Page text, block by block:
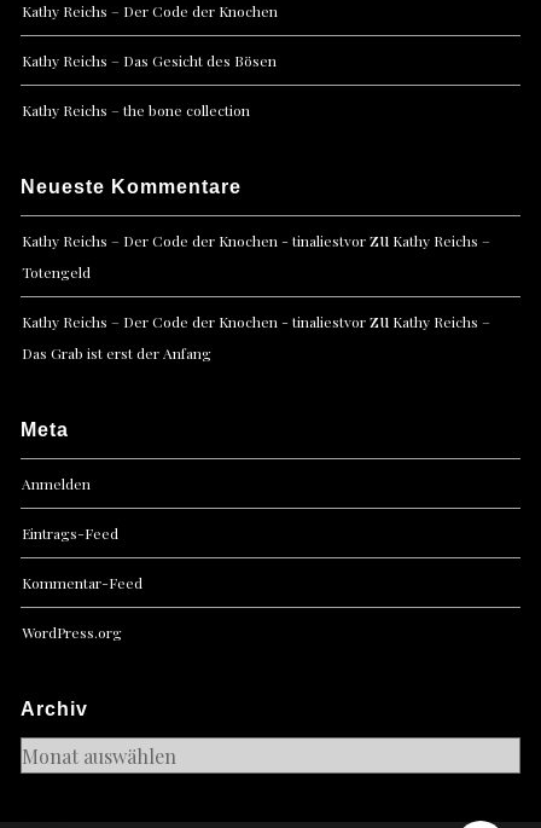
Kathy Reichs – Der Code der Knochen
Kathy Reichs – Das Gesicht des Bösen
Kathy Reichs – the bone collection
Neueste Kommentare
Kathy Reichs – Der Code der Knochen - tinaliestvorzu Kathy Reichs –
Totengeld
Kathy Reichs – Der Code der Knochen - tinaliestvorzu Kathy Reichs –
Das Grab ist erst der Anfang
Meta
Anmelden
Eintrags-Feed
Kommentar-Feed
WordPress.org
Archiv
Archiv